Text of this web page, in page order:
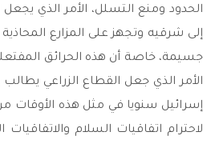
الحدود ومنع التسلل، الأمر الذي يجعل
إلى شرقيه وتجهز على المزارع
جسيمة، خاصة أن هذه الحرائق
الأمر الذي جعل القطاع الزراعي
إسرائيل سنويا في مثل هذه
لاحترام اتفاقيات السلام والاتفاقيات